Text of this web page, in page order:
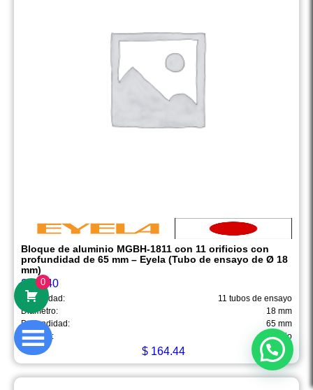
0
Bloque de aluminio MGBH-1811 con 11 orificios con
profundidad de 65 mm – Eyela (Tubo de ensayo de Ø 18
mm)
273940
Capacidad:
11 tubos de ensayo
Diámetro:
18 mm
Profundidad:
65 mm
Material:
Aluminio
$ 164.44
somos especialistas en venta,
mantenimiento y calibración de equipos
de laboratorio.
¿En qué podemos ayudarte?